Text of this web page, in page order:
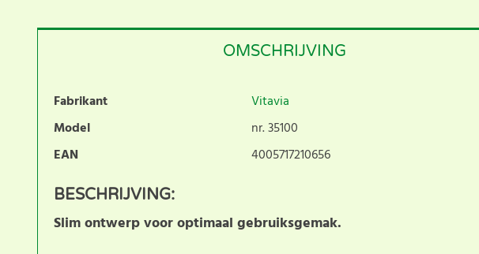
OMSCHRIJVING
Fabrikant
Vitavia
Model
nr. 35100
EAN
4005717210656
BESCHRIJVING:
Slim ontwerp voor optimaal gebruiksgemak.